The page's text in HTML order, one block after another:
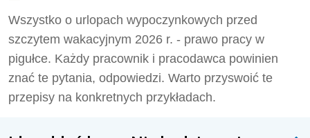
Wszystko o urlopach wypoczynkowych przed
szczytem wakacyjnym 2026 r. - prawo pracy w
pigułce. Każdy pracownik i pracodawca powinien
znać te pytania, odpowiedzi. Warto przyswoić te
przepisy na konkretnych przykładach.